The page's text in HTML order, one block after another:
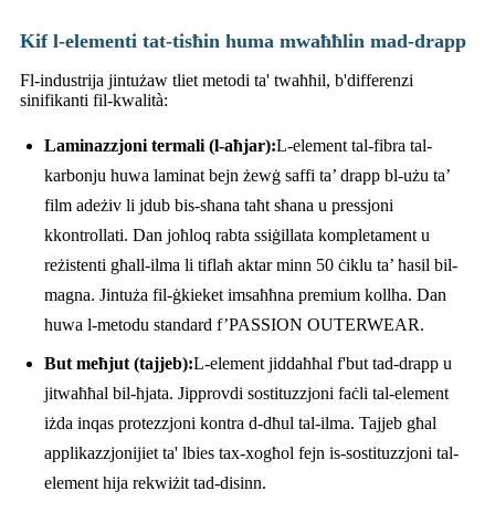
Kif l-elementi tat-tisħin huma mwaħħlin mad-drapp
Fl-industrija jintużaw tliet metodi ta' twaħħil, b'differenzi
sinifikanti fil-kwalità:
Laminazzjoni termali (l-aħjar):L-element tal-fibra tal-
karbonju huwa laminat bejn żewġ saffi ta’ drapp bl-użu ta’
film adeżiv li jdub bis-sħana taħt sħana u pressjoni
kkontrollati. Dan joħloq rabta ssiġillata kompletament u
reżistenti għall-ilma li tiflaħ aktar minn 50 ċiklu ta’ ħasil bil-
magna. Jintuża fil-ġkieket imsaħħna premium kollha. Dan
huwa l-metodu standard f’PASSION OUTERWEAR.
But meħjut (tajjeb):L-element jiddaħħal f'but tad-drapp u
jitwaħħal bil-ħjata. Jipprovdi sostituzzjoni faċli tal-element
iżda inqas protezzjoni kontra d-dħul tal-ilma. Tajjeb għal
applikazzjonijiet ta' lbies tax-xogħol fejn is-sostituzzjoni tal-
element hija rekwiżit tad-disinn.